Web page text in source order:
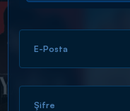
ARAMA SONUÇLARI
E-Posta
Şifre